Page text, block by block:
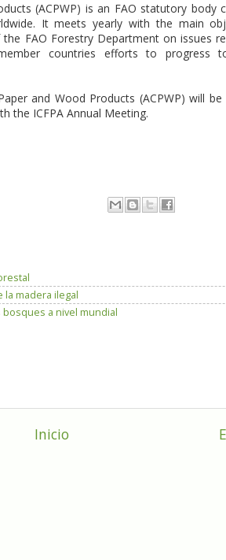
(ACPWP) is an FAO statutory body
It meets yearly with the main
FAO Forestry Department on issues
countries efforts to progress
and Wood Products (ACPWP) will
the ICFPA Annual Meeting.
madera ilegal
a nivel mundial
Inicio